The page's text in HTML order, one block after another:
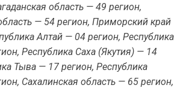
область — 49 регион,
— 54 регион, Приморский край
Алтай — 04 регион, Республика
Республика Саха (Якутия) — 14
Тыва — 17 регион, Республика
Сахалинская область — 65 регион,